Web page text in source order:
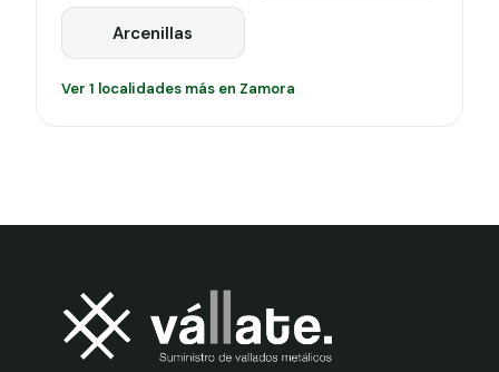
Arcenillas
Ver 1 localidades más en Zamora